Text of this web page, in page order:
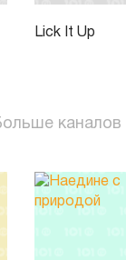
Lick It Up
каналов